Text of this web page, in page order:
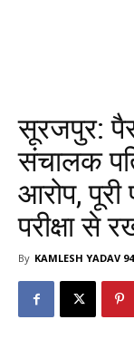
सूरजपुर:
संचालक
आरोप,
परीक्षा से
By KAMLESH YADAV